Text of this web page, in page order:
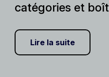
catégories et
Lire la suite